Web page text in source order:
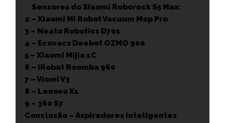
Sensores do Xiaomi Roborock S5 Max:
2 – Xiaomi Mi Robot Vacuum Mop Pro
3 – Neato Robotics D701
4 – Ecovacs Deebot OZMO 900
5 – Xiaomi Mijia 1C
6 – iRobot Roomba 960
7 – Viomi V3
8 – Lenovo X1
9 – 360 S7
Conclusão – Aspiradores Inteligentes